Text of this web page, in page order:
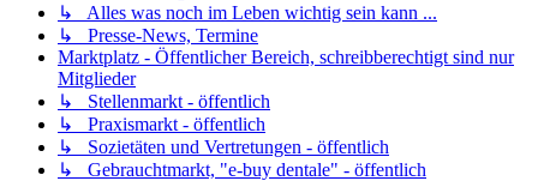
↳ Alles was noch im Leben wichtig sein kann ...
↳ Presse-News, Termine
Marktplatz - Öffentlicher Bereich, schreibberechtigt sind nur
Mitglieder
↳ Stellenmarkt - öffentlich
↳ Praxismarkt - öffentlich
↳ Sozietäten und Vertretungen - öffentlich
↳ Gebrauchtmarkt, "e-buy dentale" - öffentlich